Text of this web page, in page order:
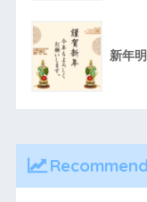
新年